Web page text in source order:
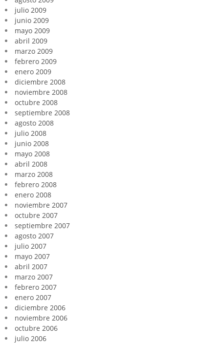
julio 2009
junio 2009
mayo 2009
abril 2009
marzo 2009
febrero 2009
enero 2009
diciembre 2008
noviembre 2008
octubre 2008
septiembre 2008
agosto 2008
julio 2008
junio 2008
mayo 2008
abril 2008
marzo 2008
febrero 2008
enero 2008
noviembre 2007
octubre 2007
septiembre 2007
agosto 2007
julio 2007
mayo 2007
abril 2007
marzo 2007
febrero 2007
enero 2007
diciembre 2006
noviembre 2006
octubre 2006
julio 2006